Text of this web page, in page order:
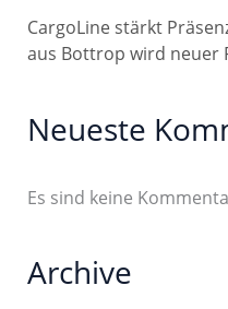
CargoLine stärkt
aus Bottrop wird neuer
Neueste
Es sind keine
Archive